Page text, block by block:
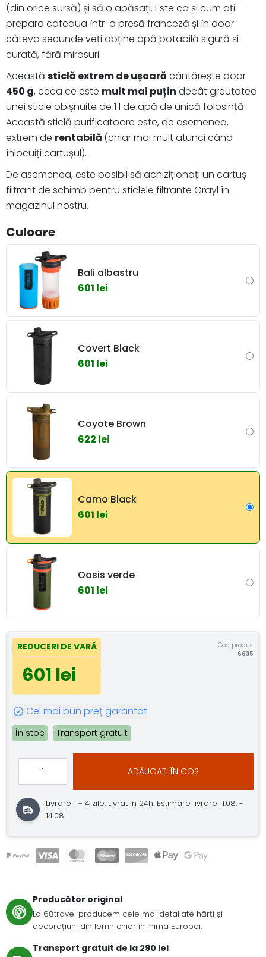
(din orice sursă) și să o apăsați. Este ca și cum ați
prepara cafeaua într-o presă franceză și în doar
câteva secunde veți obține apă potabilă sigură și
curată, fără mirosuri.
Această sticlă extrem de ușoară cântărește doar
450 g, ceea ce este mult mai puțin decât greutatea
unei sticle obișnuite de 1 l de apă de unică folosință.
Această sticlă purificatoare este, de asemenea,
extrem de rentabilă (chiar mai mult atunci când
înlocuiți cartușul).
De asemenea, este posibil să achiziționați un cartuș
filtrant de schimb pentru sticlele filtrante Grayl în
magazinul nostru.
Culoare
Bali albastru
601 lei
Covert Black
601 lei
Coyote Brown
622 lei
Camo Black
601 lei
Oasis verde
601 lei
REDUCERI DE VARĂ
601 lei
Cod produs:
6635
Cel mai bun preț garantat
În stoc Transport gratuit
ADĂUGAȚI ÎN COȘ
Livrare 1 - 4 zile. Livrat în 24h. Estimare livrare 11.08. -
14.08..
Producător original
La 68travel producem cele mai detaliate hărți și
decorațiuni din lemn chiar în inima Europei.
Transport gratuit de la 290 lei